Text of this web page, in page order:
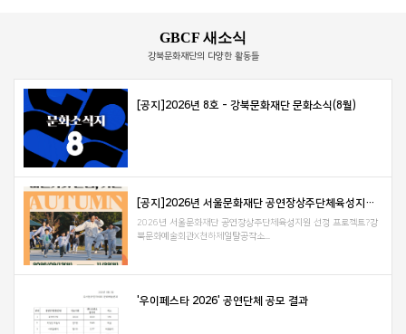
GBCF 새소식
강북문화재단의 다양한 활동들
[공지]2026년 8호 - 강북문화재단 문화소식(8월)
[공지]2026년 서울문화재단 공연장상주단체육성지원 선정 프로젝트 강북문화예술회...
2026년 서울문화재단 공연장상주단체육성지원 선정 프로젝트?강
북문화예술회관X천하제일탈공작소...
'우이페스타 2026' 공연단체 공모 결과